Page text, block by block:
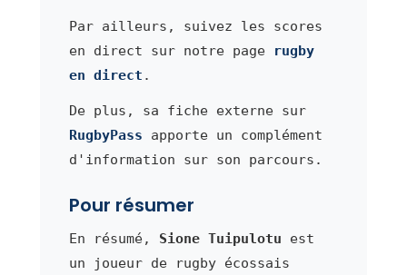
Par ailleurs, suivez les scores
en direct sur notre page
rugby
en direct .
De plus, sa fiche externe sur
RugbyPass apporte un complément
d'information sur son parcours.
Pour résumer
En résumé, Sione Tuipulotu est
un joueur de rugby écossais